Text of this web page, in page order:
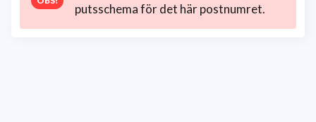
putsschema för det här postnumret.